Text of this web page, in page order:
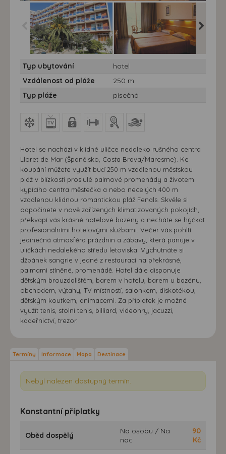
10/11 nocí autobusem -
Španělsko, Costa
Brava/Maresme, Lloret
de Mar- hotel Don Juan
10/11 nocí autobusem -
Španělsko, Costa
Brava/Maresme, Lloret
de Mar- hotel Don Juan
Typ ubytování
hotel
Vzdálenost od pláže
250 m
Typ pláže
písečná
Hotel se nachází v klidné uličce nedaleko rušného centra
Lloret de Mar (Španělsko, Costa Brava/Maresme). Ke
koupání můžete využít buď 250 m vzdálenou městskou
pláž v blízkosti proslulé palmové promenády a životem
kypícího centra městečka a nebo necelých 400 m
vzdálenou klidnou romantickou pláž Fenals. Skvěle si
odpočinete v nově zařízených klimatizovaných pokojích,
překvapí vás krásné hotelové bazény a necháte se hýčkat
profesionálními hotelovými službami. Večer vás pohltí
jedinečná atmosféra prázdnin a zábavy, která panuje v
uličkách nedalekého středu letoviska. Vychutnáte si
džbánek sangrie v jedné z restaurací na překrásné,
palmami stíněné, promenádě. Hotel dále disponuje
dětským brouzdalištěm, barem v hotelu, barem u bazénu,
obchodem, výtahy, TV místností, salonkem, diskotékou,
dětským koutkem, animacemi. Za příplatek je možné
využít tenis, stolní tenis, billiard, videohry, jacuzzi,
kadeřnictví, trezor.
Termíny Informace Mapa Destinace
Nebyl nalezen dostupný termín.
Konstantní příplatky
Oběd dospělý
Na osobu / Na
noc
90
Kč